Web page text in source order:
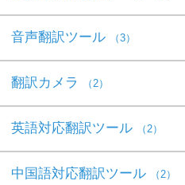
音声翻訳ツール （3）
翻訳カメラ （2）
英語対応翻訳ツール （2）
中国語対応翻訳ツール （2）